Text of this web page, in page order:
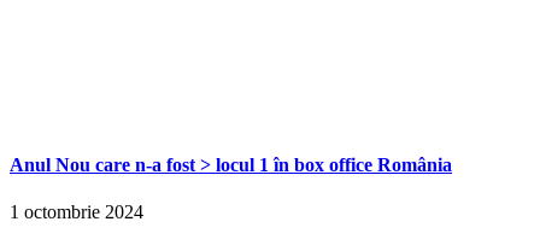
Anul Nou care n-a fost > locul 1 în box office România
1 octombrie 2024